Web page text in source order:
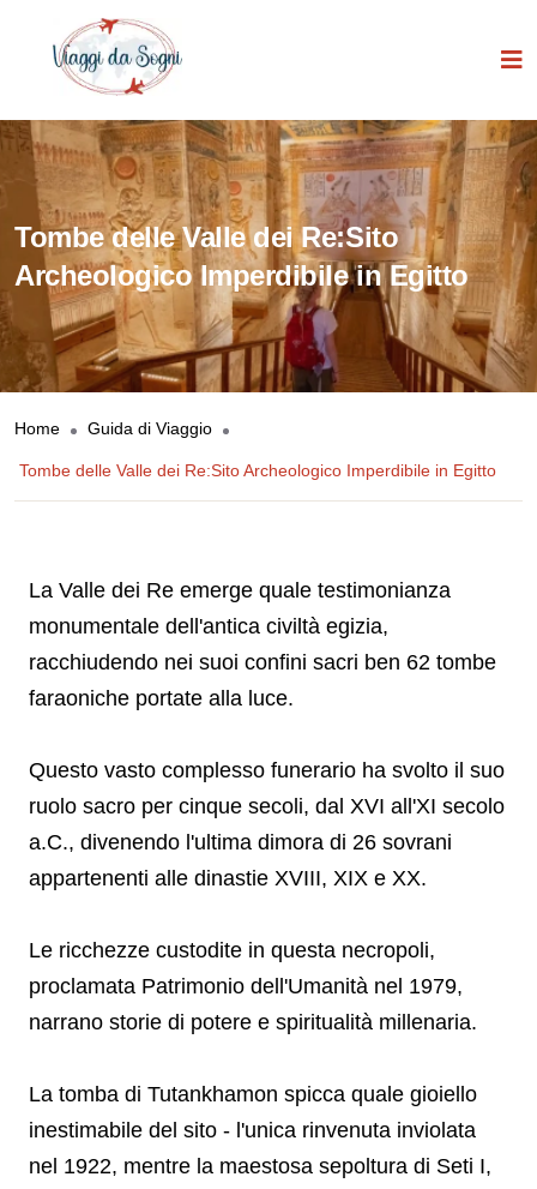
Tombe delle Valle dei Re:Sito
Archeologico Imperdibile in Egitto
Home Guida di Viaggio
Tombe delle Valle dei Re:Sito Archeologico Imperdibile in Egitto
La Valle dei Re emerge quale testimonianza
monumentale dell'antica civiltà egizia,
racchiudendo nei suoi confini sacri ben 62 tombe
faraoniche portate alla luce.
Questo vasto complesso funerario ha svolto il suo
ruolo sacro per cinque secoli, dal XVI all'XI secolo
a.C., divenendo l'ultima dimora di 26 sovrani
appartenenti alle dinastie XVIII, XIX e XX.
Le ricchezze custodite in questa necropoli,
proclamata Patrimonio dell'Umanità nel 1979,
narrano storie di potere e spiritualità millenaria.
La tomba di Tutankhamon spicca quale gioiello
inestimabile del sito - l'unica rinvenuta inviolata
nel 1922, mentre la maestosa sepoltura di Seti I,